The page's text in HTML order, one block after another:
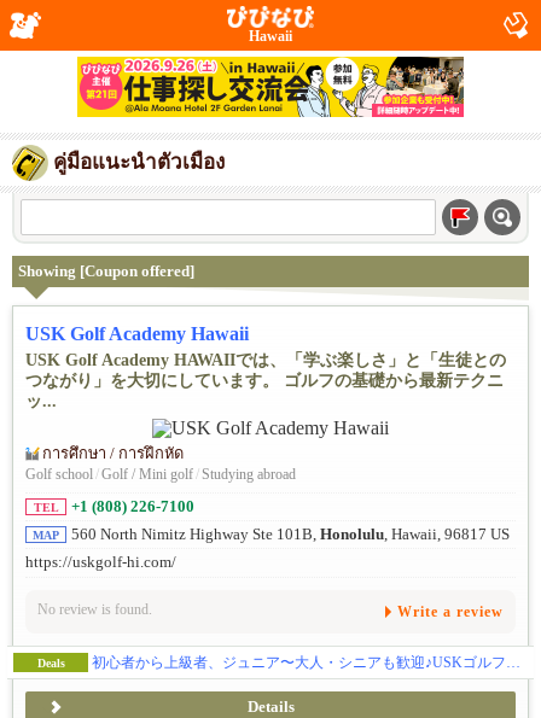
Hawaii
คู่มือแนะนำตัวเมือง
Showing [Coupon offered]
USK Golf Academy Hawaii
USK Golf Academy HAWAIIでは、「学ぶ楽しさ」と「生徒との
つながり」を大切にしています。 ゴルフの基礎から最新テクニ
ッ...
การศึกษา / การฝึกหัด
Golf school/Golf / Mini golf/ Studying abroad
TEL +1 (808) 226-7100
MAP 560 North Nimitz Highway Ste 101B, Honolulu, Hawaii, 96817 US
https://uskgolf-hi.com/
No review is found. Write a review
Deals 初心者から上級者、ジュニア〜大人・シニアも歓迎♪USKゴルフアカデミーハワイでインドアゴルフレッスンを開始⛳
Details